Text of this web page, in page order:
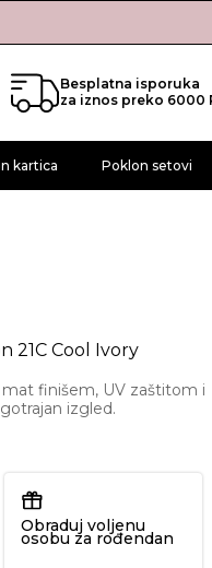
Besplatna isporuka
za iznos preko 6000
kartica Poklon setovi
21C Cool Ivory
finišem, UV zaštitom i
izgled.
Obraduj voljenu
osobu za rođendan